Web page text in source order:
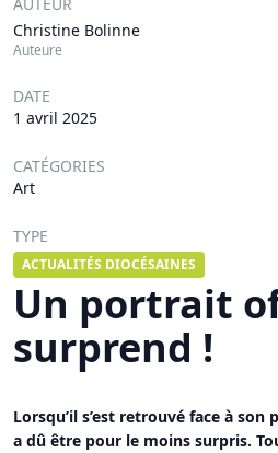
Christine Bolinne
Auteure
DATE
1 avril 2025
CATÉGORIES
Art
TYPE
ACTUALITÉS DIOCÉSAINES
Un portrait
surprend !
Lorsqu’il s’est retrouvé face à
a dû être pour le moins surpris.